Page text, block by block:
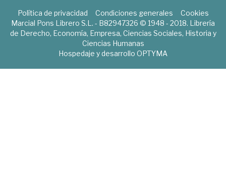
Política de privacidad Condiciones generales
Cookies
Marcial Pons Librero S.L. - B82947326 © 1948 - 2018. Librería
de Derecho, Economía, Empresa, Ciencias Sociales, Historia y
Ciencias Humanas
Hospedaje y desarrollo OPTYMA